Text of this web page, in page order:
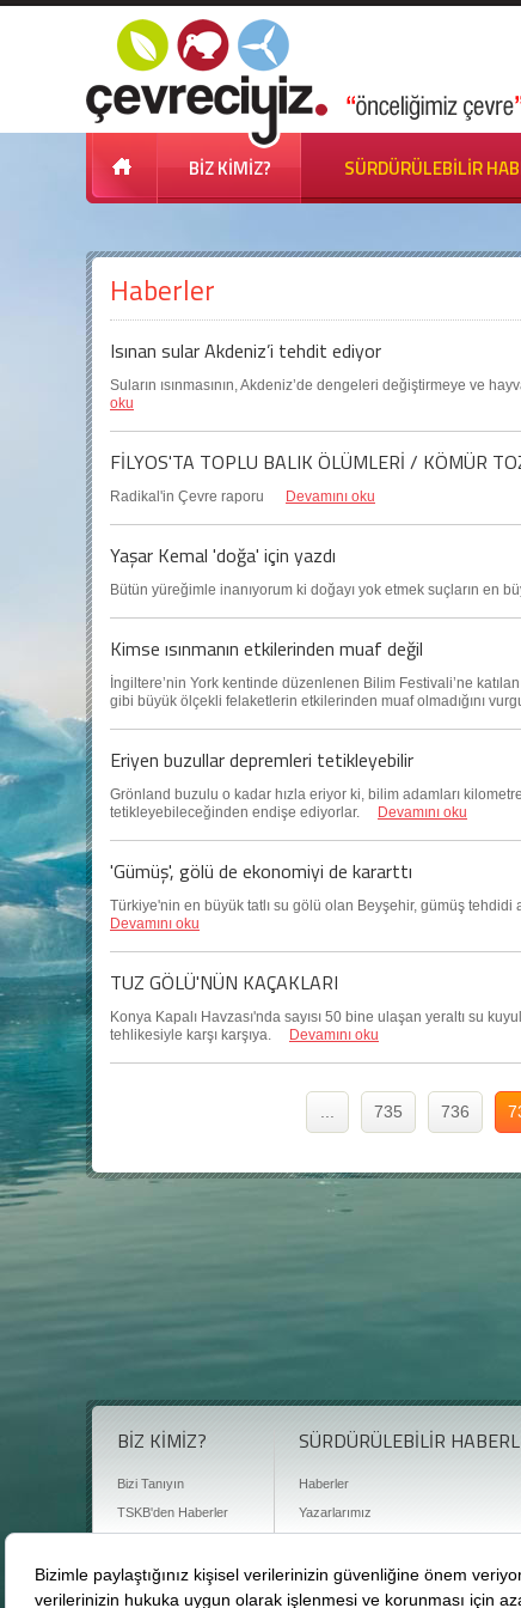
BİZ KİMİZ? SÜRDÜRÜLEBİLİR
Haberler
Isınan sular Akdeniz’i tehdit ediyor
Suların ısınmasının, Akdeniz’de dengeleri değiştirmeye ve
oku
FİLYOS'TA TOPLU BALIK ÖLÜMLERİ / KÖMÜR
Radikal'in Çevre raporu Devamını oku
Yaşar Kemal 'doğa' için yazdı
Bütün yüreğimle inanıyorum ki doğayı yok etmek suçların en
Kimse ısınmanın etkilerinden muaf değil
İngiltere’nin York kentinde düzenlenen Bilim Festivali’ne
gibi büyük ölçekli felaketlerin etkilerinden muaf olmadığını
Eriyen buzullar depremleri tetikleyebilir
Grönland buzulu o kadar hızla eriyor ki, bilim adamları
tetikleyebileceğinden endişe ediyorlar.
Devamını oku
'Gümüş', gölü de ekonomiyi de kararttı
Türkiye'nin en büyük tatlı su gölü olan Beyşehir, gümüş
Devamını oku
TUZ GÖLÜ'NÜN KAÇAKLARI
Konya Kapalı Havzası'nda sayısı 50 bine ulaşan yeraltı su
tehlikesiyle karşı karşıya.
Devamını oku
735 736
BİZ KİMİZ?
Bizi Tanıyın
TSKB'den Haberler
Basın Odası
Bize Ulaşın
SÜRDÜRÜLEBİLİR
Haberler
Yazarlarımız
Sürdürülebilirlik Kütüphanesi
Karbon Sayacı